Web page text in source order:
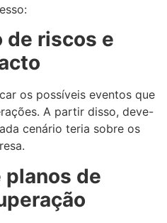
de riscos e
os possíveis eventos que
A partir disso, deve-
cenário teria sobre os
planos de